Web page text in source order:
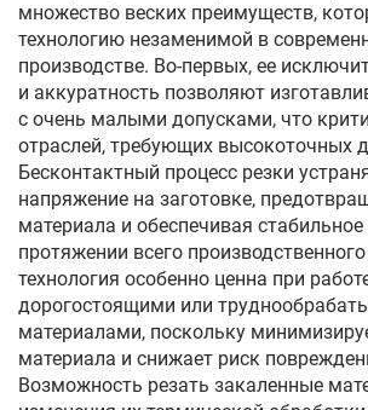
множество веских преимуществ,
технологию незаменимой в
производстве. Во-первых, ее
и аккуратность позволяют
с очень малыми допусками, что
отраслей, требующих высокоточных
Бесконтактный процесс резки
напряжение на заготовке,
материала и обеспечивая стабильное
протяжении всего
технология особенно ценна при
дорогостоящими или
материалами, поскольку
материала и снижает риск
Возможность резать закаленные